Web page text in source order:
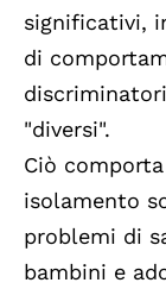
significativi,
di
"diversi".
Ciò
isolamento
problemi di
bambini e